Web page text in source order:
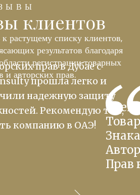
клиентов
растущему списку клиентов,
результатов благодаря
регистрации товарных
и авторских прав.
прав в Дубае с
прошла легко и
надежную защиту
Рекомендую тем,
компанию в ОАЭ!